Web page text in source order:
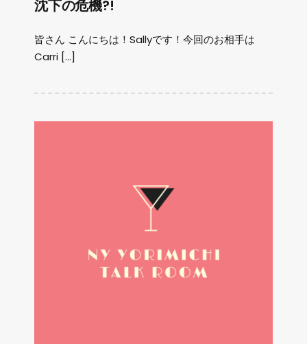
沈下の危機?!
皆さん こんにちは！Sallyです！今回のお相手は
Carri […]